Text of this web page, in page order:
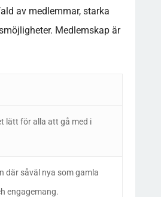
av medlemmar, starka
Medlemskap är
lätt för alla att gå med i
där såväl nya som gamla
engagemang.